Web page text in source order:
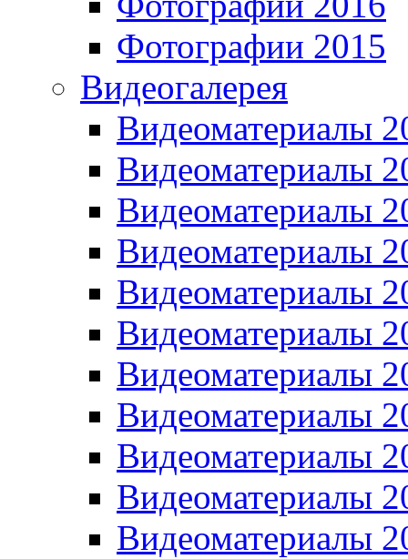
Фотографии 2015
Видеогалерея
Видеоматериалы
Видеоматериалы
Видеоматериалы
Видеоматериалы
Видеоматериалы
Видеоматериалы
Видеоматериалы
Видеоматериалы
Видеоматериалы
Видеоматериалы
Видеоматериалы